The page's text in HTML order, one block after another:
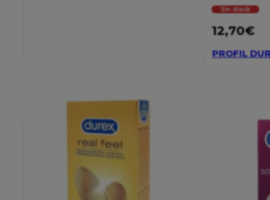
Sin stock
12,70€
PROFIL